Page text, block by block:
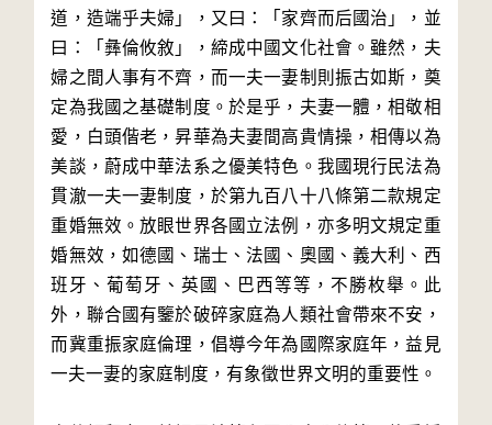
道，造端乎夫婦」，又曰：「家齊而后國治」，並
曰：「彝倫攸敘」，締成中國文化社會。雖然，夫
婦之間人事有不齊，而一夫一妻制則振古如斯，奠
定為我國之基礎制度。於是乎，夫妻一體，相敬相
愛，白頭偕老，昇華為夫妻間高貴情操，相傳以為
美談，蔚成中華法系之優美特色。我國現行民法為
貫澈一夫一妻制度，於第九百八十八條第二款規定
重婚無效。放眼世界各國立法例，亦多明文規定重
婚無效，如德國、瑞士、法國、奧國、義大利、西
班牙、葡萄牙、英國、巴西等等，不勝枚舉。此
外，聯合國有鑒於破碎家庭為人類社會帶來不安，
而冀重振家庭倫理，倡導今年為國際家庭年，益見
一夫一妻的家庭制度，有象徵世界文明的重要性。